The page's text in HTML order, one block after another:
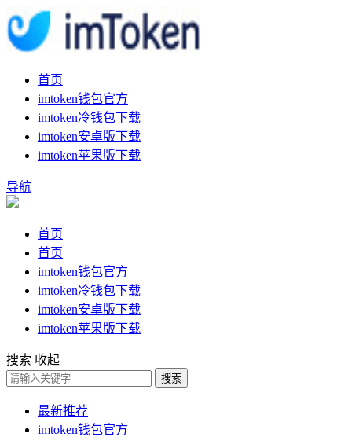
首页
imtoken钱包官方
imtoken冷钱包下载
imtoken安卓版下载
imtoken苹果版下载
导航
首页
首页
imtoken钱包官方
imtoken冷钱包下载
imtoken安卓版下载
imtoken苹果版下载
搜索 收起
搜索
最新推荐
imtoken钱包官方